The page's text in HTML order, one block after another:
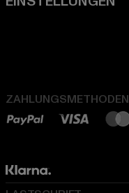
ZAHLUNGSMETHODEN